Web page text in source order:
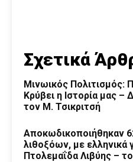
Σχετικά
Μινωικός Πολιτισμός:
Κρύβει η Ιστορία μας –
τον Μ. Τσικριτσή
Αποκωδικοποιήθηκαν
λιθοξόων, με ελληνικά
Πτολεμαΐδα Λιβύης –